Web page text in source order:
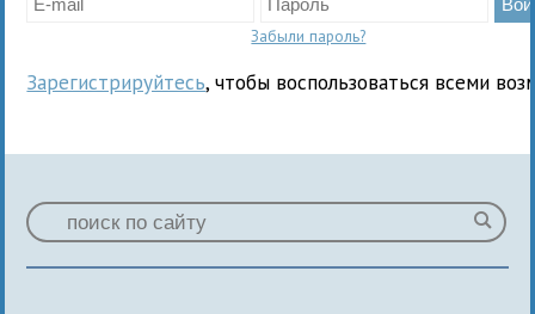
Забыли пароль?
Зарегистрируйтесь, чтобы воспользоваться всеми